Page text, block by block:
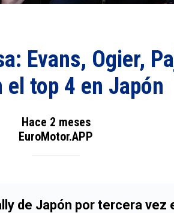
Evans, Ogier,
el top 4 en Japón
Hace 2 meses
EuroMotor.APP
de Japón por tercera vez